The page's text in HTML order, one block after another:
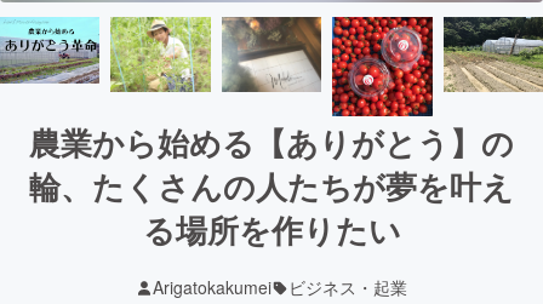
農業から始める【ありがとう】の
輪、たくさんの人たちが夢を叶え
る場所を作りたい
Arigatokakumei ビジネス・起業